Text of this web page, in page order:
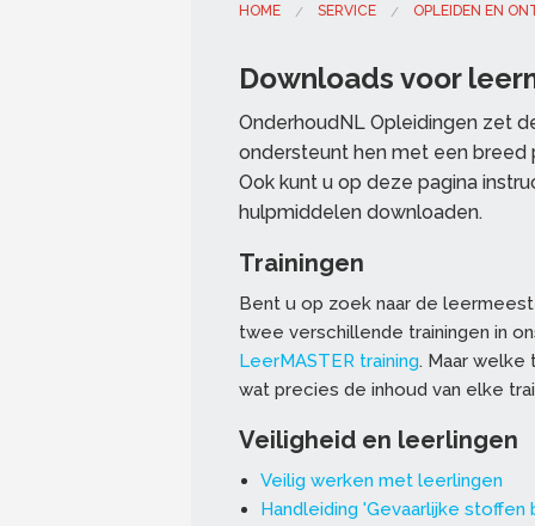
HOME SERVICE OPLEIDEN EN
Downloads voor
OnderhoudNL Opleidingen zet
ondersteunt hen met een breed
Ook kunt u op deze pagina
hulpmiddelen downloaden.
Trainingen
Bent u op zoek naar de
twee verschillende trainingen in
LeerMASTER training. Maar welke
wat precies de inhoud van elke
Veiligheid en leerlingen
Veilig werken met leerlingen
Handleiding 'Gevaarlijke